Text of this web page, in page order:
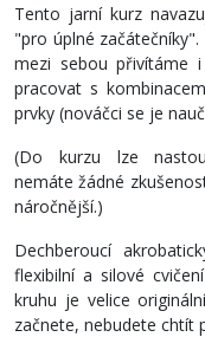
Tento jarní kurz
"pro úplné
mezi sebou přivítáme
pracovat s
prvky (nováčci se je
(Do kurzu lze
nemáte žádné
náročnější.)
Dechberoucí
flexibilní a silové
kruhu je velice
začnete, nebudete chtít